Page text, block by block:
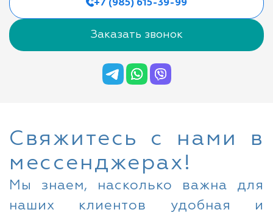
+7 (985) 615-39-99
Заказать звонок
Свяжитесь с нами в
мессенджерах!
Мы знаем, насколько важна для
наших клиентов удобная и